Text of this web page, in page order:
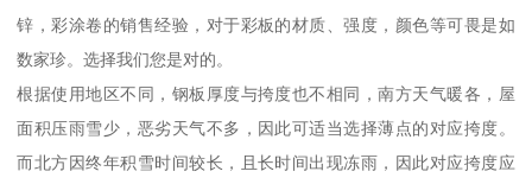
锌，彩涂卷的销售经验，对于彩板的材质、强度，颜色等可畏是如
数家珍。选择我们您是对的。
根据使用地区不同，钢板厚度与挎度也不相同，南方天气暖各，屋
面积压雨雪少，恶劣天气不多，因此可适当选择薄点的对应挎度。
而北方因终年积雪时间较长，且长时间出现冻雨，因此对应挎度应